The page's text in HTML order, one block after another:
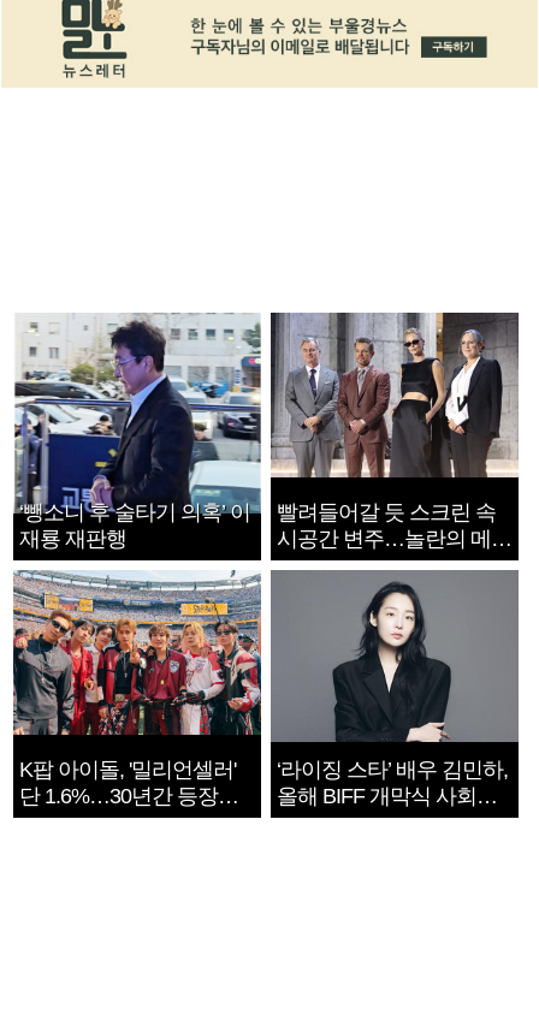
‘뺑소니 후 술타기 의혹’ 이
재룡 재판행
빨려들어갈 듯 스크린 속
시공간 변주…놀란의 메시
지는 ‘전쟁 속죄’
K팝 아이돌, '밀리언셀러'
단 1.6%…30년간 등장
1182개팀 전수조사
‘라이징 스타’ 배우 김민하,
올해 BIFF 개막식 사회자
확정